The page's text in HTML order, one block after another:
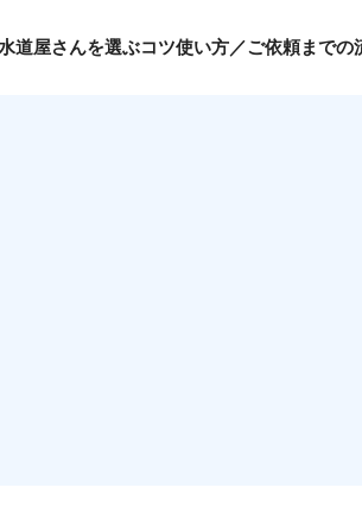
道屋さんを選ぶコツ使い方／ご依頼までの